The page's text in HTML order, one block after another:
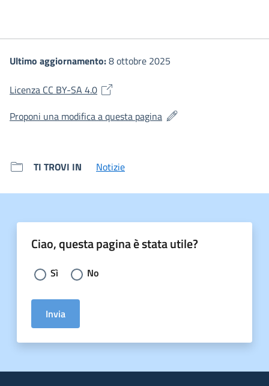
Ultimo aggiornamento:8 ottobre 2025
Licenza CC BY-SA 4.0(si apre in una nuova finestra)
Proponi una modifica a questa pagina(si apre in una nuova
TI TROVI IN Notizie
Ciao, questa pagina è stata utile?
Scegli la risposta:
Sì No
Invia